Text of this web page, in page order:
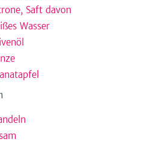
Saft davon
Wasser